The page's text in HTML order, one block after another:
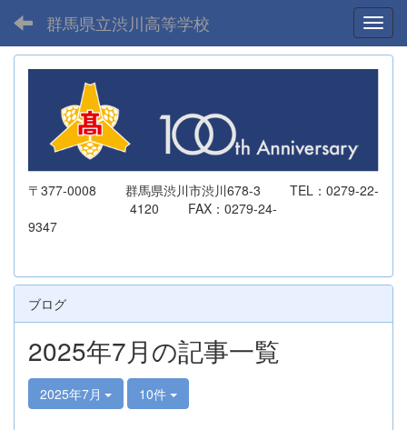
群馬県立渋川高等学校
〒377-0008 群馬県渋川市渋川678-3 TEL：0279-22-
4120 FAX：0279-24-
9347
ブログ
2025年7月の記事一覧
2025年7月 10件